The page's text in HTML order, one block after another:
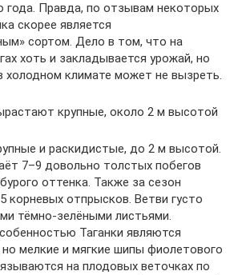
года. Правда, по отзывам некоторых
скорее является
сортом. Дело в том, что на
хоть и закладывается урожай, но
холодном климате может не вызреть.
крупные, около 2 м высотой
и раскидистые, до 2 м высотой.
7–9 довольно толстых побегов
оттенка. Также за сезон
корневых отпрысков. Ветви густо
тёмно-зелёными листьями.
Таганки являются
мелкие и мягкие шипы фиолетового
на плодовых веточках по